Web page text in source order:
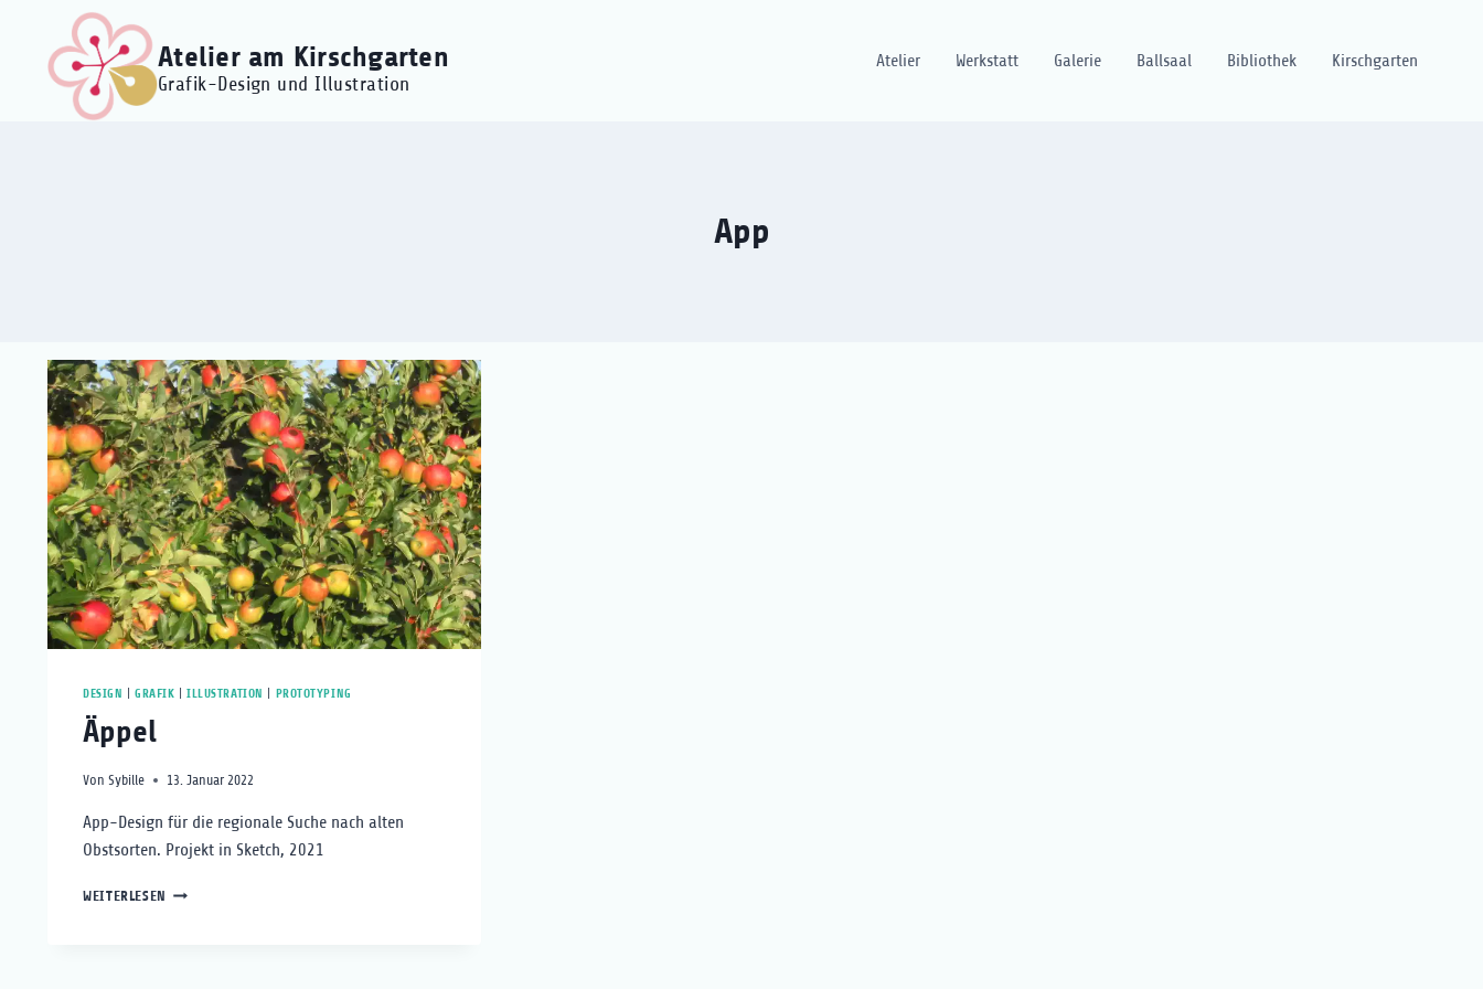
springen
Atelier am Kirschgarten
Grafik-Design und Illustration
Atelier Werkstatt Galerie Ballsaal Bibliothek Kirschgarten
App
DESIGN |GRAFIK |ILLUSTRATION PROTOTYPING
Äppel
Von Sybille 13. Januar 2022
App-Design für die regionale Suche nach alten
Obstsorten. Projekt in Sketch, 2021
WEITERLESEN ÄPPEL